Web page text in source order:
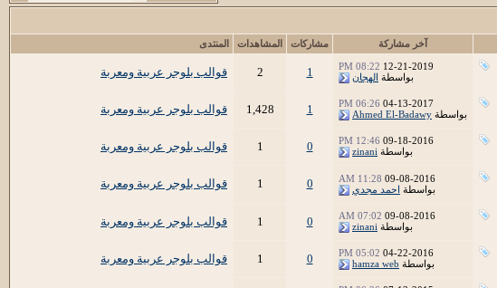
آخر مشاركة مشاركات المشاهدات المنتدى
12-21-2019
08:22 PM
بواسطة الهجان 1
2 قوالب بلوجر عربية ومعربة
04-13-2017
06:26 PM
بواسطة Ahmed El-Badawy
1
1,428 قوالب بلوجر عربية ومعربة
09-18-2016
12:46 PM
بواسطة zinani
0
1 قوالب بلوجر عربية ومعربة
09-08-2016
11:28 AM
بواسطة احمد مجدي 0
1 قوالب بلوجر عربية ومعربة
09-08-2016
07:02 AM
بواسطة zinani
0
1 قوالب بلوجر عربية ومعربة
04-22-2016
05:02 PM
بواسطة hamza web
0
1 قوالب بلوجر عربية ومعربة